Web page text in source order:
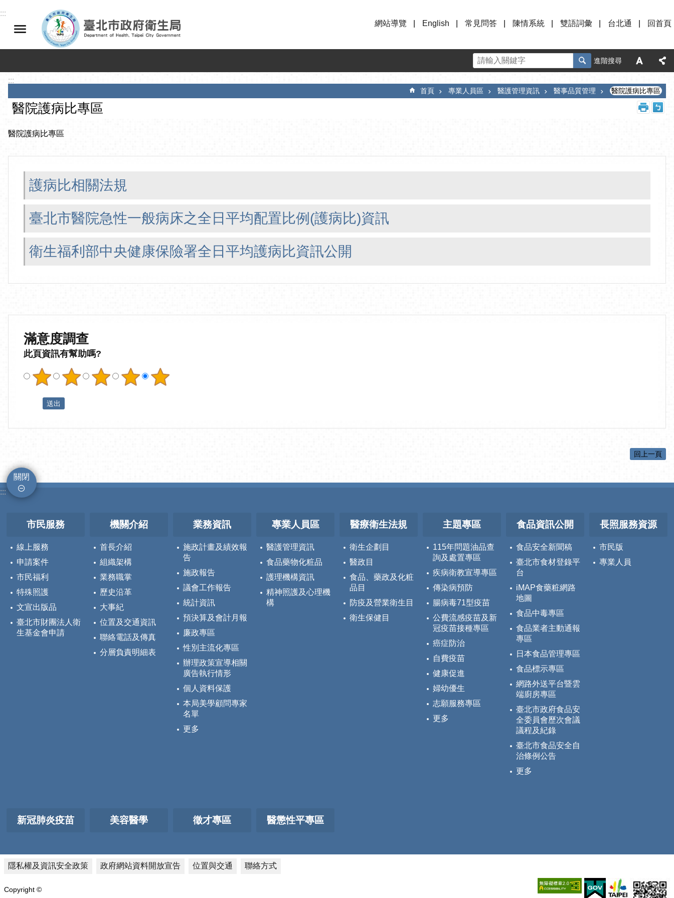
跳到主要內容區塊
:::
網站導覽
English 常見問答 陳情系統 雙語詞彙 台北通 回首頁
進階搜尋
:::
首頁 專業人員區 醫護管理資訊 醫事品質管理 醫院護病比專區
醫院護病比專區
醫院護病比專區
護病比相關法規
臺北市醫院急性一般病床之全日平均配置比例(護病比)資訊
衛生福利部中央健康保險署全日平均護病比資訊公開
滿意度調查
此頁資訊有幫助嗎?
回上一頁
關閉
:::
市民服務
線上服務
申請案件
市民福利
特殊照護
文宣出版品
臺北市財團法人衛
生基金會申請
機關介紹
首長介紹
組織架構
業務職掌
歷史沿革
大事紀
位置及交通資訊
聯絡電話及傳真
分層負責明細表
業務資訊
施政計畫及績效報
告
施政報告
議會工作報告
統計資訊
預決算及會計月報
廉政專區
性別主流化專區
辦理政策宣導相關
廣告執行情形
個人資料保護
本局美學顧問專家
名單
更多
專業人員區
醫護管理資訊
食品藥物化粧品
護理機構資訊
精神照護及心理機
構
醫療衛生法規
衛生企劃目
醫政目
食品、藥政及化粧
品目
防疫及營業衛生目
衛生保健目
主題專區
115年問題油品查
詢及處置專區
疾病衛教宣導專區
傳染病預防
腸病毒71型疫苗
公費流感疫苗及新
冠疫苗接種專區
癌症防治
自費疫苗
健康促進
婦幼優生
志願服務專區
更多
食品資訊公開
食品安全新聞稿
臺北市食材登錄平
台
iMAP食藥粧網路
地圖
食品中毒專區
食品業者主動通報
專區
日本食品管理專區
食品標示專區
網路外送平台暨雲
端廚房專區
臺北市政府食品安
全委員會歷次會議
議程及紀錄
臺北市食品安全自
治條例公告
更多
長照服務資源
市民版
專業人員
新冠肺炎疫苗 美容醫學 徵才專區 醫懲性平專區
隱私權及資訊安全政策 政府網站資料開放宣告 位置與交通 聯絡方式
Copyright ©